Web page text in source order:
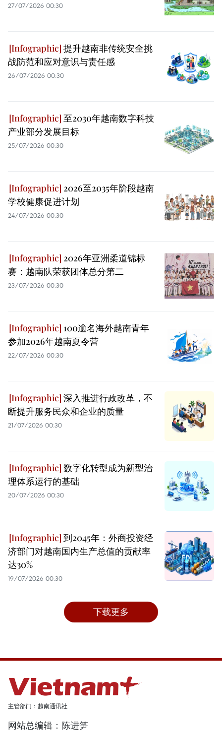
27/07/2026 00:30
提升越南非传统安全挑
战防范和应对意识与责任感
26/07/2026 00:30
至2030年越南数字科技
产业部分发展目标
25/07/2026 00:30
2026至2035年阶段越南
学校健康促进计划
24/07/2026 00:30
2026年亚洲柔道锦标
赛：越南队荣获团体总分第二
23/07/2026 00:30
100逾名海外越南青年
参加2026年越南夏令营
22/07/2026 00:30
深入推进行政改革，不
断提升服务民众和企业的质量
21/07/2026 00:30
数字化转型成为新型治
理体系运行的基础
20/07/2026 00:30
到2045年：外商投资经
济部门对越南国内生产总值的贡献率
达30%
19/07/2026 00:30
下载更多
主管部门：越南通讯社
网站总编辑：陈进笋